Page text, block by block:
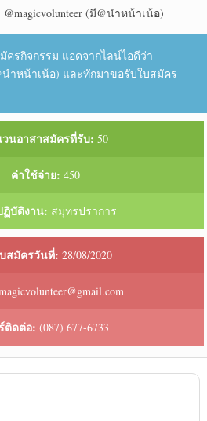
(มี@นำหน้าเน้อ)
ครกิจกรรม แอดจากไลน์ไอดีว่า
นำหน้าเน้อ) และทักมาขอรับใบสมัคร
นอาสาสมัครที่รับ: 50
ค่าใช้จ่าย: 450
บัติงาน: สมุทรปราการ
สมัครวันที่: 28/08/2020
ติดต่อ: (087) 677-6733